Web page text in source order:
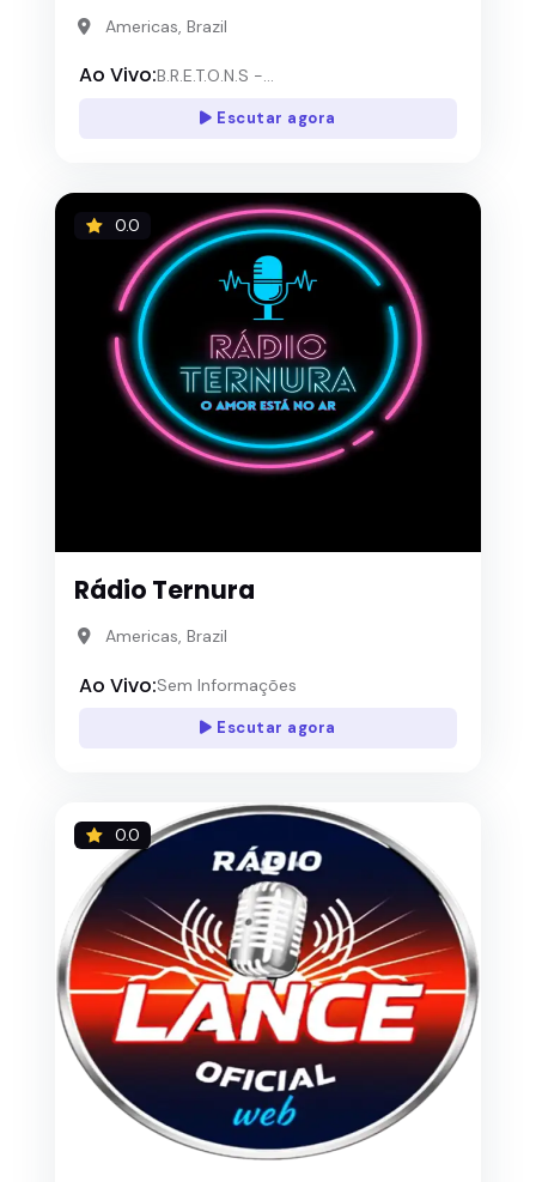
Americas, Brazil
Ao Vivo:B.R.E.T.O.N.S -...
Escutar agora
0.0
Rádio Ternura
Americas, Brazil
Ao Vivo:Sem Informações
Escutar agora
0.0